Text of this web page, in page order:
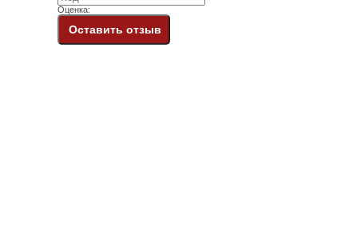
Оценка:
Оставить отзыв